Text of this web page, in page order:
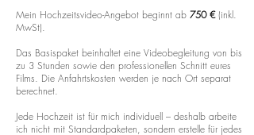
Mein Hochzeitsvideo-Angebot beginnt ab 750 € (inkl.
MwSt).
Das Basispaket beinhaltet eine Videobegleitung von bis
zu 3 Stunden sowie den professionellen Schnitt eures
Films. Die Anfahrtskosten werden je nach Ort separat
berechnet.
Jede Hochzeit ist für mich individuell – deshalb arbeite
ich nicht mit Standardpaketen, sondern erstelle für jedes